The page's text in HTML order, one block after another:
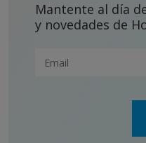
Mantente al día
y novedades de